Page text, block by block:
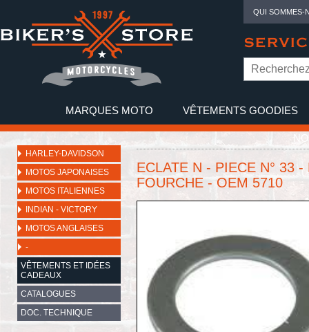
QUI SOMMES-
MARQUES MOTO VÊTEMENTS GOODIES
HARLEY-DAVIDSON
MOTOS JAPONAISES
MOTOS ITALIENNES
INDIAN - VICTORY
MOTOS ANGLAISES
-
VÊTEMENTS ET IDÉES
CADEAUX
CATALOGUES
DOC. TECHNIQUE
ECLATE N - PIECE N° 33
FOURCHE - OEM 5710